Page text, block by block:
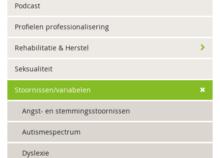
Podcast
Profielen professionalisering
Rehabilitatie & Herstel
Seksualiteit
Stoornissen/variabelen
Angst- en stemmingsstoornissen
Autismespectrum
Dyslexie